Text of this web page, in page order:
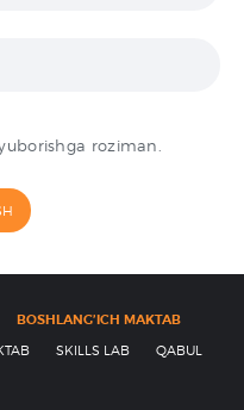
roziman.
BOSHLANG’ICH MAKTAB
SKILLS LAB
QABUL